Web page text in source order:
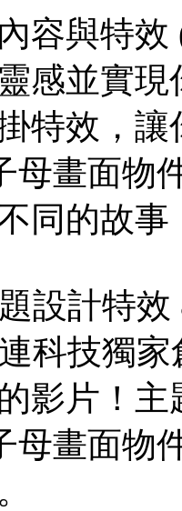
容與特效
感並實
特效，
母畫面物
同的故事
設計特效
科技獨家
影片！
母畫面物